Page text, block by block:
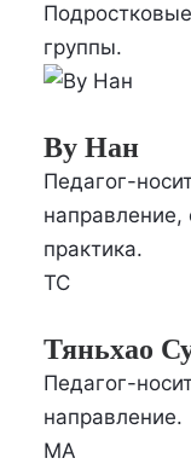
группы.
Ву Нан
Педагог-
направление,
практика.
ТС
Тяньхао
Педагог-
направление.
МА